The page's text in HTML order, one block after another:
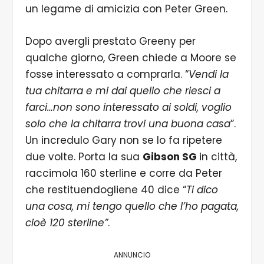
un legame di amicizia con Peter Green.
Dopo avergli prestato Greeny per
qualche giorno, Green chiede a Moore se
fosse interessato a comprarla. “Vendi la
tua chitarra e mi dai quello che riesci a
farci…non sono interessato ai soldi, voglio
solo che la chitarra trovi una buona casa”.
Un incredulo Gary non se lo fa ripetere
due volte. Porta la sua Gibson SG in città,
raccimola 160 sterline e corre da Peter
che restituendogliene 40 dice “Ti dico
una cosa, mi tengo quello che l’ho pagata,
cioè 120 sterline”.
ANNUNCIO